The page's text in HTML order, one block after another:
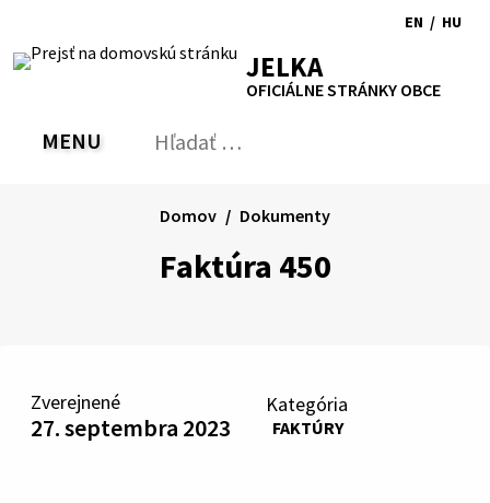
obsah
RSS MapaTlačiť
Zvýšiť
kontrast
písmapísma
EN
to
/ HU
JELKA
OFICIÁLNE STRÁNKY OBCE
PREPNÚŤ
MENU Hľadať:
Faktúra 450
Domov Dokumenty
Zverejnené
27. septembra 2023
Kategória
FAKTÚRY